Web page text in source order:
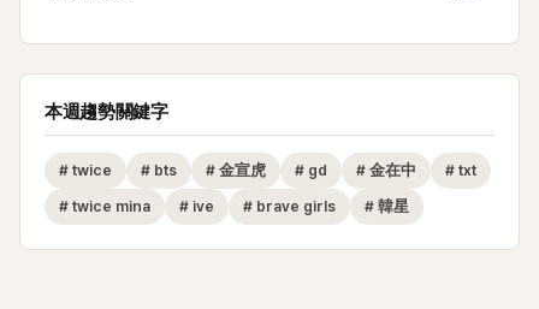
本週趨勢關鍵字
# twice # bts # 金宣虎 # gd # 金在中 # txt
# twice mina # ive # brave girls # 韓星